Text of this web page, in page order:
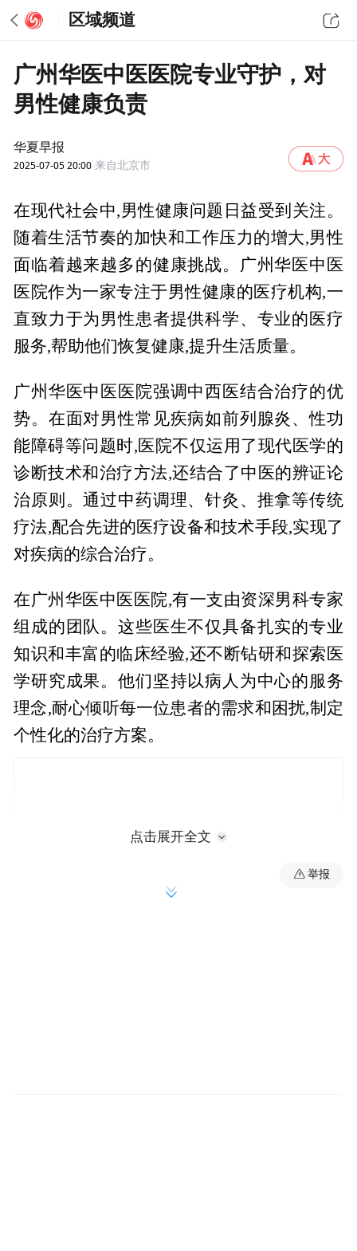
区域频道
​​广州华医中医医院专业守护，对
男性健康负责
华夏早报
2025-07-05 20:00 来自北京市
在现代社会中,男性健康问题日益受到关注。
随着生活节奏的加快和工作压力的增大,男性
面临着越来越多的健康挑战。广州华医中医
医院作为一家专注于男性健康的医疗机构,一
直致力于为男性患者提供科学、专业的医疗
服务,帮助他们恢复健康,提升生活质量。
广州华医中医医院强调中西医结合治疗的优
势。在面对男性常见疾病如前列腺炎、性功
能障碍等问题时,医院不仅运用了现代医学的
诊断技术和治疗方法,还结合了中医的辨证论
治原则。通过中药调理、针灸、推拿等传统
疗法,配合先进的医疗设备和技术手段,实现了
对疾病的综合治疗。
在广州华医中医医院,有一支由资深男科专家
组成的团队。这些医生不仅具备扎实的专业
知识和丰富的临床经验,还不断钻研和探索医
学研究成果。他们坚持以病人为中心的服务
理念,耐心倾听每一位患者的需求和困扰,制定
个性化的治疗方案。
点击展开全文
举报